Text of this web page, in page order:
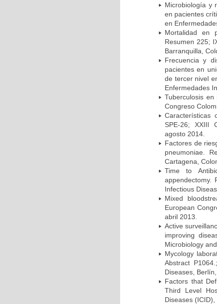
Microbiología y
en pacientes
en
Mortalidad en
Resumen 225;
Barranquilla,
Frecuencia y
pacientes en
de tercer nivel
Enfermedades
Tuberculosis
Congreso
Características
SPE-26; XXIII
agosto 2014.
Factores de
pneumoniae.
Cartagena,
Time to
appendectomy.
Infectious
Mixed
European
abril 2013.
Active
improving
Microbiology
Mycology
Abstract
Diseases,
Factors that
Third Level
Diseases